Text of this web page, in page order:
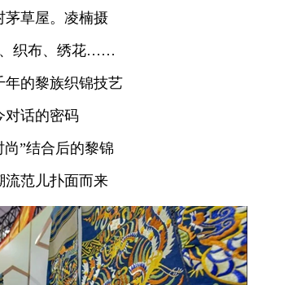
茅草屋。凌楠摄
织布、绣花……
年的黎族织锦技艺
对话的密码
尚”结合后的黎锦
流范儿扑面而来